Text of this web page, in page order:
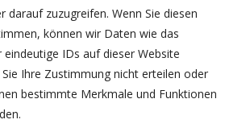
darauf zuzugreifen. Wenn Sie diesen
können wir Daten wie das
IDs auf dieser Website
Ihre Zustimmung nicht erteilen oder
bestimmte Merkmale und Funktionen
allen erholsame und besinnliche
einen guten Start ins neue Jahr.
Thomas Heyer und Michael Graf